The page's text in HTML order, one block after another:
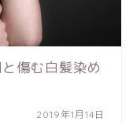
傷む白髪染め
2019年1月14日